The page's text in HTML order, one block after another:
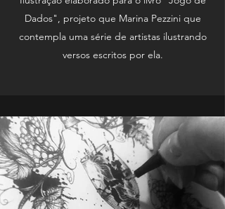
Dados", projeto que Marina Pezzini que
contempla uma série de artistas ilustrando
versos escritos por ela.